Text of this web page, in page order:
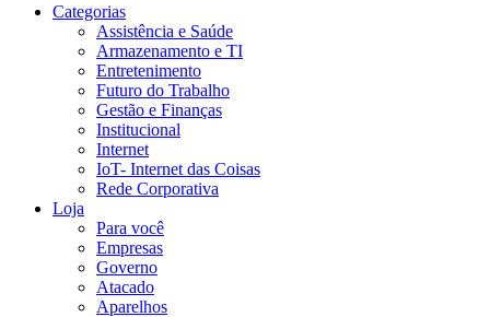
Categorias
Assistência e Saúde
Armazenamento e TI
Entretenimento
Futuro do Trabalho
Gestão e Finanças
Institucional
Internet
IoT- Internet das Coisas
Rede Corporativa
Loja
Para você
Empresas
Governo
Atacado
Aparelhos